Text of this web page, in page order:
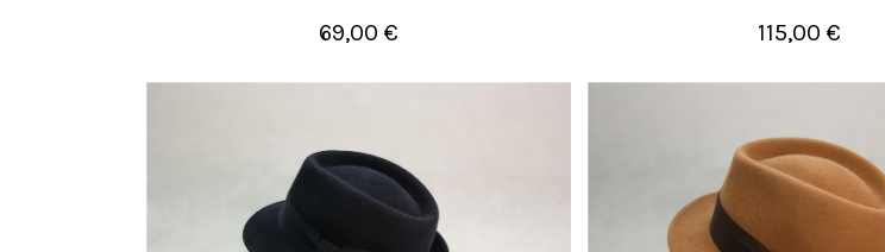
69,00 €
Añadir al carrito 115,00 €
Añadir al carrito